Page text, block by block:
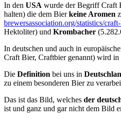
In den USA wurde der Begriff Craft
halten) die dem Bierkeine Aromen
brewersassociation.org/statistics/
Hektoliter) und Krombacher
In deutschen und auch in
Craft Bier, Craftbier genannt) wird
Die Definition bei uns in
zu einem besonderen Bier zu
Das ist das Bild, welches der
ist und ganz und gar nicht dem Bild